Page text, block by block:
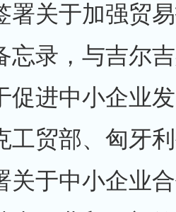
署关于加强贸
忘录，与吉尔
促进中小企业
工贸部、匈牙
关于中小企业